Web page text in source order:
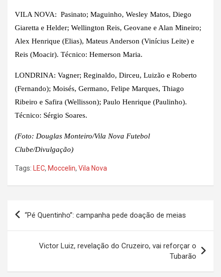
VILA NOVA: Pasinato; Maguinho, Wesley Matos, Diego
Giaretta e Helder; Wellington Reis, Geovane e Alan Mineiro;
Alex Henrique (Elias), Mateus Anderson (Vinícius Leite) e
Reis (Moacir). Técnico: Hemerson Maria.
LONDRINA: Vagner; Reginaldo, Dirceu, Luizão e Roberto
(Fernando); Moisés, Germano, Felipe Marques, Thiago
Ribeiro e Safira (Wellisson); Paulo Henrique (Paulinho).
Técnico: Sérgio Soares.
(Foto: Douglas Monteiro/Vila Nova Futebol
Clube/Divulgação)
Tags: LEC, Moccelin, Vila Nova
“Pé Quentinho”: campanha pede doação de meias
Victor Luiz, revelação do Cruzeiro, vai reforçar o
Tubarão